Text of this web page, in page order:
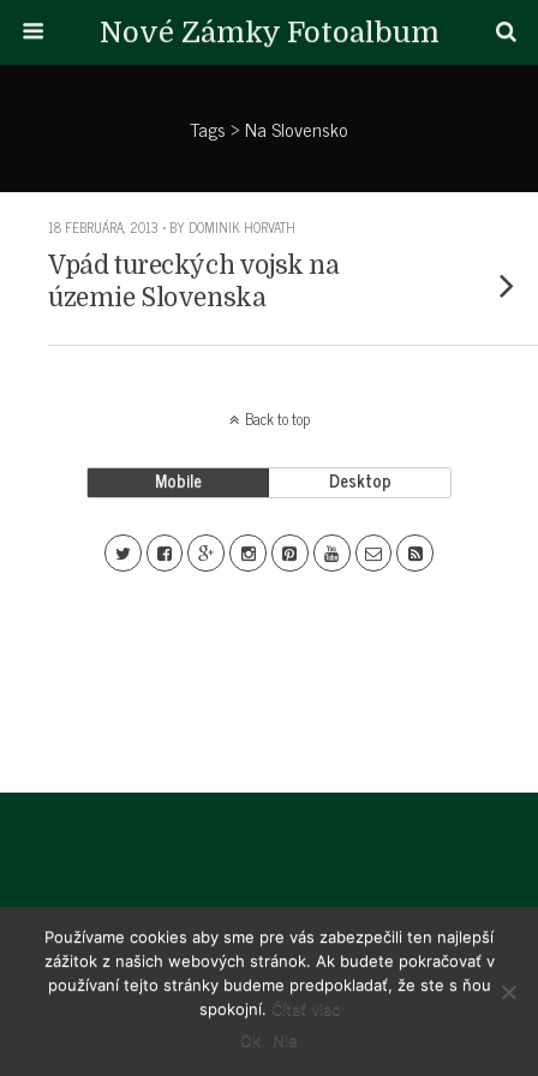
Nové Zámky Fotoalbum
Tags › Na Slovensko
18 FEBRUÁRA, 2013 • BY DOMINIK HORVATH
Vpád tureckých vojsk na
územie Slovenska
Back to top
Mobile Desktop
Používame cookies aby sme pre vás zabezpečili ten najlepší
zážitok z našich webových stránok. Ak budete pokračovať v
používaní tejto stránky budeme predpokladať, že ste s ňou
spokojní. Čítať viac
Ok
Nie